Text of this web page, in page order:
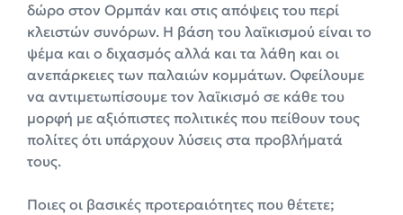
δώρο στον Ορμπάν και στις απόψεις του περί
κλειστών συνόρων. Η βάση του λαϊκισμού είναι το
ψέμα και ο διχασμός αλλά και τα λάθη και οι
ανεπάρκειες των παλαιών κομμάτων. Οφείλουμε
να αντιμετωπίσουμε τον λαϊκισμό σε κάθε του
μορφή με αξιόπιστες πολιτικές που πείθουν τους
πολίτες ότι υπάρχουν λύσεις στα προβλήματά
τους.
Ποιες οι βασικές προτεραιότητες που θέτετε;